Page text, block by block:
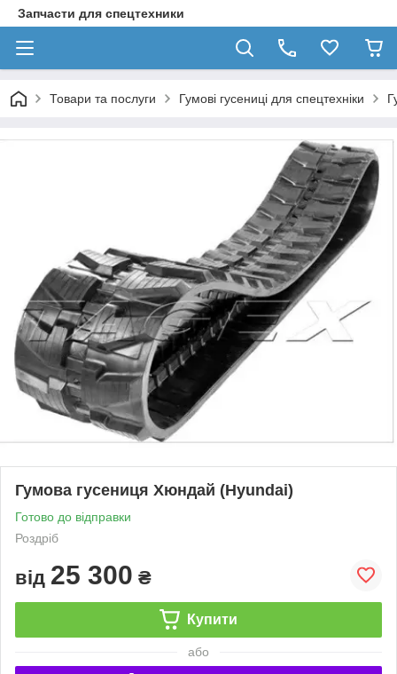
Запчасти для спецтехники
Товари та послуги Гумові гусениці для спецтехніки
Гумова гусениця Хюндай (Hyundai)
Готово до відправки
Роздріб
від 25 300 ₴
Купити
або